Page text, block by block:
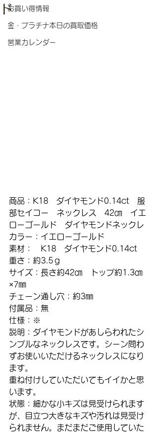
お買い得情報
金・プラチナ本日の買取価格
営業カレンダー
ド
商品：K18　ダイヤモンド0.14ct　服
部セイコー　ネックレス　42㎝　イエ
ローゴールド　ダイヤモンドネックレ
カラー：イエローゴールド
素材：　K18　ダイヤモンド0.14ct
重さ：約3.5ｇ
サイズ：長さ約42㎝　トップ約1.3㎝
×7㎜
チェーン通し穴：約3㎜
付属品：無
仕様：※
説明：ダイヤモンドがあしらわれたシ
ンプルなネックレスです。シーン問わ
ずお使いいただけるネックレスになり
ます。
重ね付けしていただいてもイイかと思
います。
状態：細かな小キズは見受けられます
が、目立つ大きなキズや汚れは見受け
られません。まだまだご使用していた